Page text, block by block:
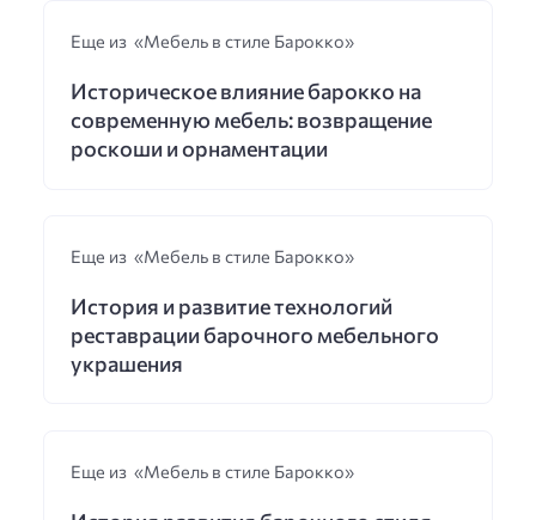
Еще из «Мебель в стиле Барокко»
Историческое влияние барокко на
современную мебель: возвращение
роскоши и орнаментации
Еще из «Мебель в стиле Барокко»
История и развитие технологий
реставрации барочного мебельного
украшения
Еще из «Мебель в стиле Барокко»